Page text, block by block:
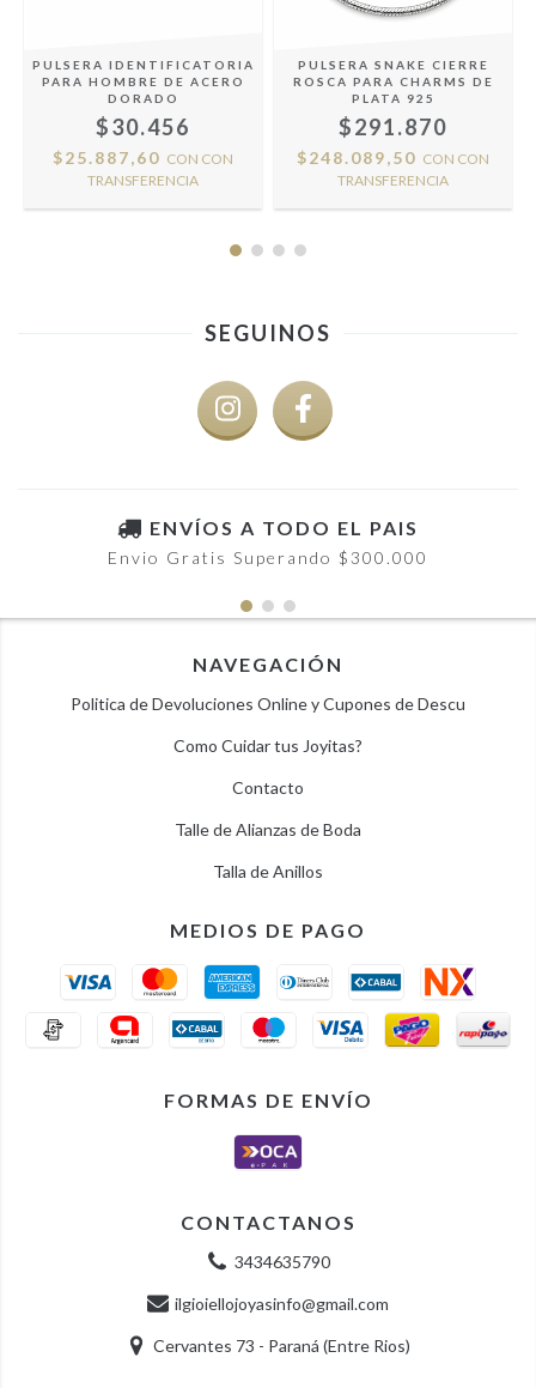
PULSERA IDENTIFICATORIA
PARA HOMBRE DE ACERO
DORADO
$30.456
$25.887,60 CON CON
TRANSFERENCIA
PULSERA SNAKE CIERRE
ROSCA PARA CHARMS DE
PLATA 925
$291.870
$248.089,50 CON CON
TRANSFERENCIA
SEGUINOS
ENVÍOS A TODO EL PAIS
Envio Gratis Superando $300.000
NAVEGACIÓN
Politica de Devoluciones Online y Cupones de Descu
Como Cuidar tus Joyitas?
Contacto
Talle de Alianzas de Boda
Talla de Anillos
MEDIOS DE PAGO
FORMAS DE ENVÍO
CONTACTANOS
3434635790
ilgioiellojoyasinfo@gmail.com
Cervantes 73 - Paraná (Entre Rios)